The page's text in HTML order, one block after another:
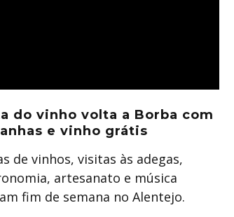
do vinho volta a Borba com
e vinho grátis
de vinhos, visitas às adegas,
artesanato e música
fim de semana no Alentejo.